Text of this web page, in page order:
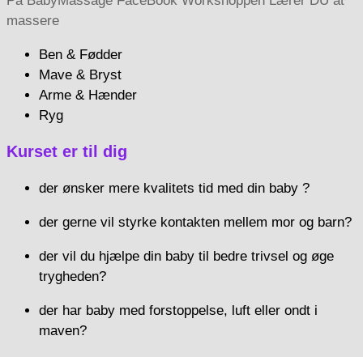
massere
Ben & Fødder
Mave & Bryst
Arme & Hænder
Ryg
Kurset er til dig
der ønsker mere kvalitets tid med din baby ?
der gerne vil styrke kontakten mellem mor og barn?
der vil du hjælpe din baby til bedre trivsel og øge
trygheden?
der har baby med forstoppelse, luft eller ondt i
maven?